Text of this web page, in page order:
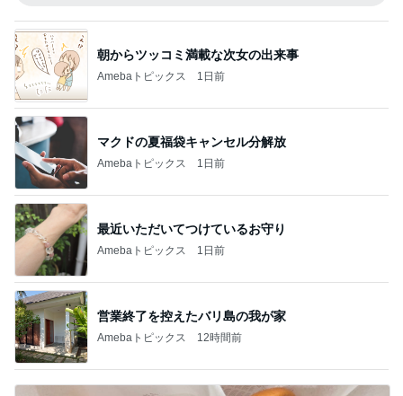
マクドの夏福袋キャンセル分解放
Amebaトピックス 1日前
最近いただいてつけているお守り
Amebaトピックス 1日前
営業終了を控えたバリ島の我が家
Amebaトピックス 12時間前